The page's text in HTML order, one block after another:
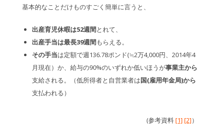
基本的なことだけものすごく簡単に言うと、
出産育児休暇は52週間とれて、
出産手当は最長39週間もらえる。
その手当は定額で週136.78ポンド(≒2万4,000円、2014年4
月現在）か、給与の90%のいずれか低いほうが事業主から
支給される。（低所得者と自営業者は国(雇用年金局)から
支払われる）
(参考資料[1] [2]）